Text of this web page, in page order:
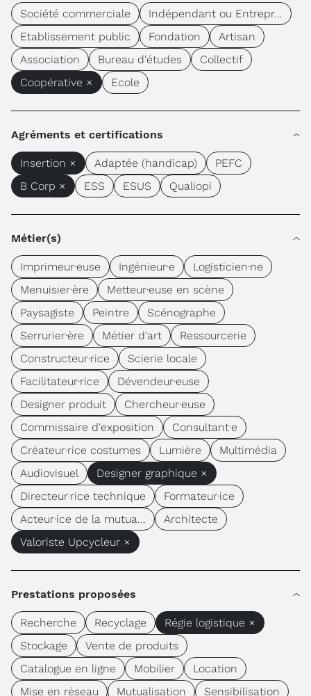
Société commerciale
Indépendant ou Entrepr...
Etablissement public
Fondation
Artisan
Association
Bureau d'études
Collectif
Coopérative ×
Ecole
Agréments et certifications
Insertion × Adaptée (handicap)
PEFC
B Corp ×
ESS ESUS Qualiopi
Métier(s)
Imprimeur·euse Ingénieur·e
Logisticien·ne
Menuisier·ère
Metteur·euse en scène
Paysagiste
Peintre
Scénographe
Serrurier·ère
Métier d'art
Ressourcerie
Constructeur·rice
Scierie locale
Facilitateur·rice
Dévendeur·euse
Designer produit
Chercheur·euse
Commissaire d'exposition
Consultant·e
Créateur·rice costumes
Lumière
Multimédia
Audiovisuel
Designer graphique ×
Directeur·rice technique
Formateur·ice
Acteur·ice de la mutua...
Architecte
Valoriste Upcycleur ×
Prestations proposées
Recherche Recyclage
Régie logistique ×
Stockage
Vente de produits
Catalogue en ligne
Mobilier
Location
Mise en réseau
Mutualisation Sensibilisation